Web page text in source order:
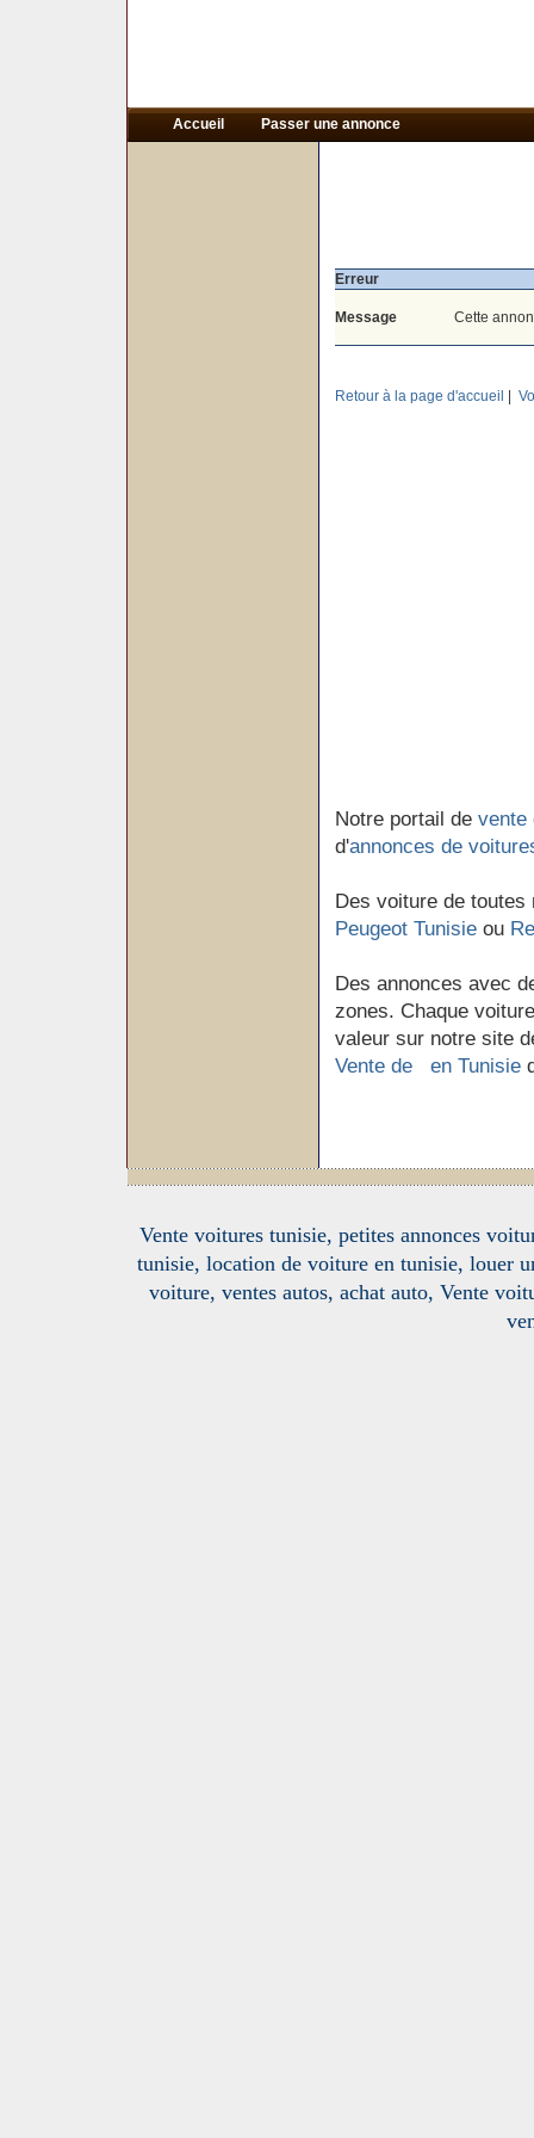
Accueil Passer une annonce
Erreur
Message Cette
Retour à la page d'accueil
Notre portail de vente
d'annonces de
Des voiture de
Peugeot Tunisieou
Des annonces avec
zones. Chaque
valeur sur notre site
Vente de en Tunisie
Vente voitures tunisie, petites annonces
tunisie, location de voiture en tunisie, louer
voiture, ventes autos, achat auto, Vente